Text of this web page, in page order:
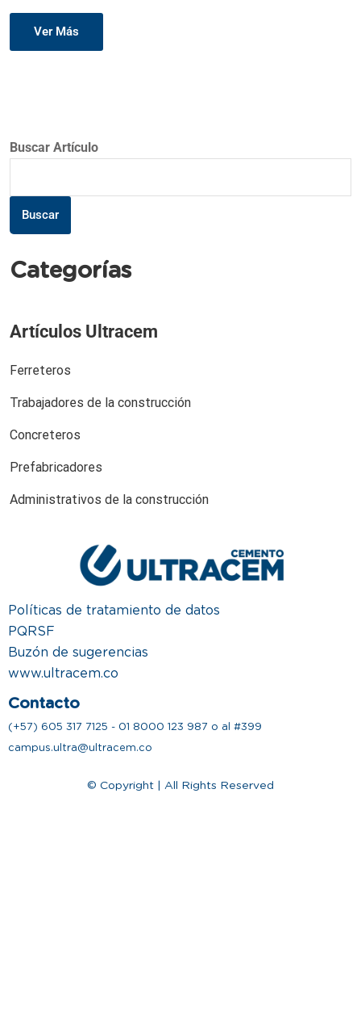
Ver Más
Buscar Artículo
Buscar
Categorías
Artículos Ultracem
Ferreteros
Trabajadores de la construcción
Concreteros
Prefabricadores
Administrativos de la construcción
Políticas de tratamiento de datos
PQRSF
Buzón de sugerencias
www.ultracem.co
Contacto
(+57) 605 317 7125 - 01 8000 123 987 o al #399
campus.ultra@ultracem.co
© Copyright | All Rights Reserved